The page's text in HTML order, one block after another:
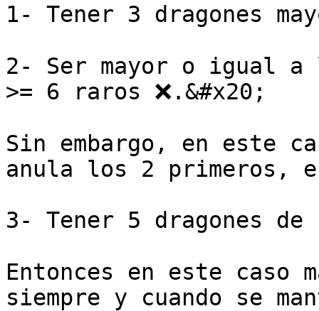
1- Tener 3 dragones
2- Ser mayor o igual
>= 6 raros ❌.&#x20;
Sin embargo, en este
anula los 2 primeros,
3- Tener 5 dragones de
Entonces en este caso
siempre y cuando se